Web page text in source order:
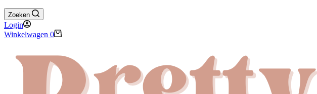
Zoeken
Login
Winkelwagen 0